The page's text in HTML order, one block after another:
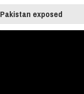
Pakistan exposed